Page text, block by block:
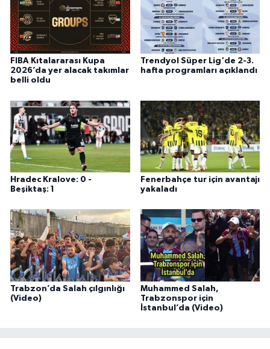
FIBA Kıtalararası Kupa
2026’da yer alacak takımlar
belli oldu
Trendyol Süper Lig'de 2-3.
hafta programları açıklandı
Hradec Kralove: 0 -
Beşiktaş: 1
Fenerbahçe tur için avantajı
yakaladı
Trabzon’da Salah çılgınlığı
(Video)
Muhammed Salah,
Trabzonspor için
İstanbul’da (Video)